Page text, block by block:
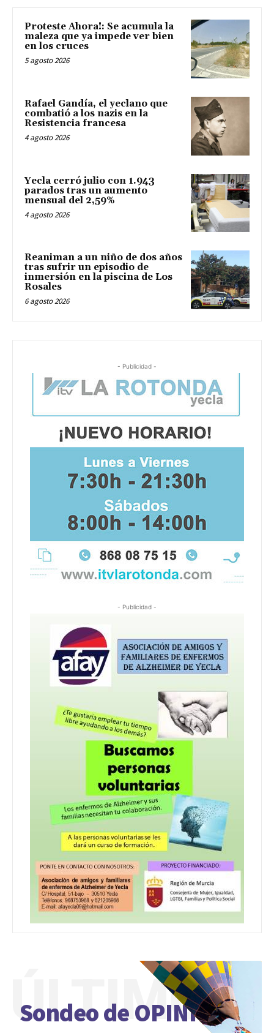
Proteste Ahora!: Se acumula la
maleza que ya impede ver bien
en los cruces
5 agosto 2026
Rafael Gandía, el yeclano que
combatió a los nazis en la
Resistencia francesa
4 agosto 2026
Yecla cerró julio con 1.943
parados tras un aumento
mensual del 2,59%
4 agosto 2026
Reaniman a un niño de dos años
tras sufrir un episodio de
inmersión en la piscina de Los
Rosales
6 agosto 2026
- Publicidad -
- Publicidad -
Sondeo de OPINIÓN
ÚLTIMO